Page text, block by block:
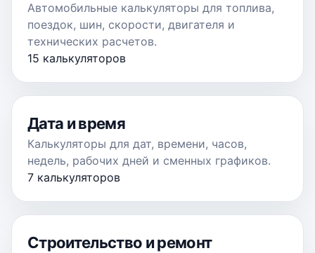
Автомобильные калькуляторы для топлива,
поездок, шин, скорости, двигателя и
технических расчетов.
15 калькуляторов
Дата и время
Калькуляторы для дат, времени, часов,
недель, рабочих дней и сменных графиков.
7 калькуляторов
Строительство и ремонт